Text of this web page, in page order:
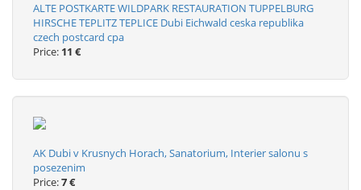
ALTE POSTKARTE WILDPARK RESTAURATION TUPPELBURG
HIRSCHE TEPLITZ TEPLICE Dubi Eichwald ceska republika
czech postcard cpa
Price: 11 €
AK Dubi v Krusnych Horach, Sanatorium, Interier salonu s
posezenim
Price:7 €